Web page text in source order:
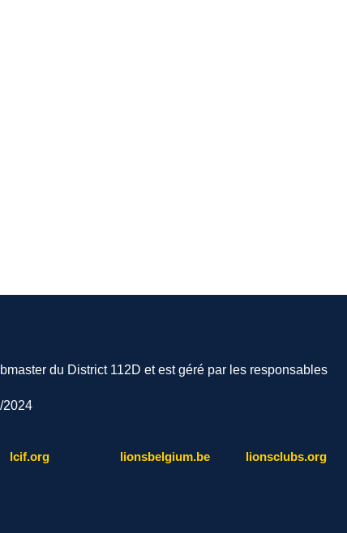
du District 112D et est géré par les responsables
2024
lcif.org lionsbelgium.be lionsclubs.org